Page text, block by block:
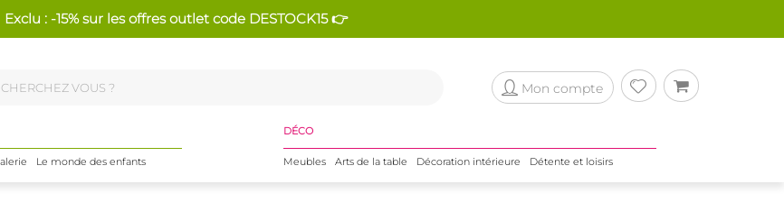
Exclu : -15% sur les offres outlet code DESTOCK15 👉
Mon compte
Le monde des enfants
DÉCO
Meubles Arts de la table Décoration intérieure Détente et loisirs